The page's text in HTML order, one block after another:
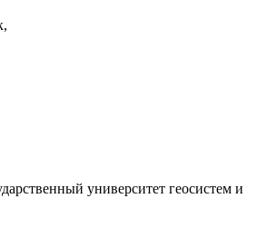
университет геосистем и